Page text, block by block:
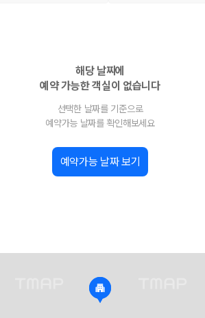
교하는 차종입니다.
인해야 합니다.
해당 날짜에
예약 가능한 객실이 없습니다
선택한 날짜를 기준으로
예약가능 날짜를 확인해보세요
예약가능 날짜 보기